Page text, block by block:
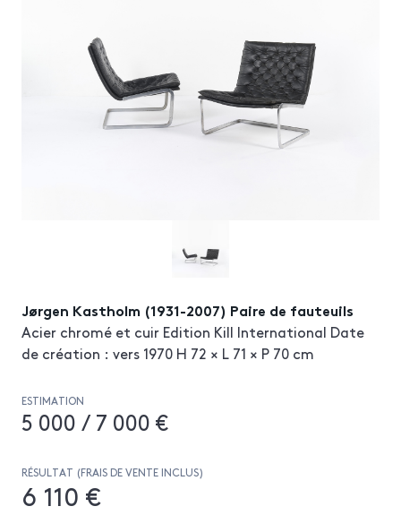
Jørgen Kastholm (1931-2007) Paire de fauteuils
Acier chromé et cuir Edition Kill International Date
de création : vers 1970 H 72 × L 71 × P 70 cm
ESTIMATION
5 000 / 7 000 €
RÉSULTAT (FRAIS DE VENTE INCLUS)
6 110 €